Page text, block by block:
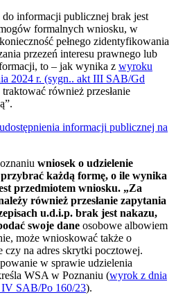
informacji publicznej brak jest
formalnych wniosku, w
pełnego zidentyfikowania
przezeń interesu prawnego lub
to – jak wynika z wyroku
2024 r. (sygn.. akt III SAB/Gd
również przesłanie
informacji publicznej na
wniosek o udzielenie
każdą formę, o ile wynika
przedmiotem wniosku. „Za
również przesłanie zapytania
u.d.i.p. brak jest nakazu,
swoje dane osobowe albowiem
może wnioskować także o
czy na adres skrytki pocztowej.
w sprawie udzielenia
WSA w Poznaniu (wyrok z dnia
IV SAB/Po 160/23).